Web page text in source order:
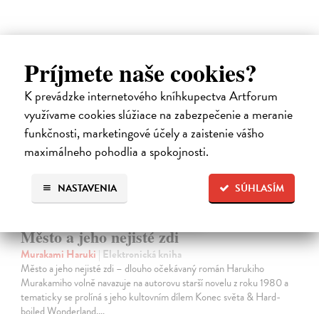
Príjmete naše cookies?
K prevádzke internetového kníhkupectva Artforum
využívame cookies slúžiace na zabezpečenie a meranie
funkčnosti, marketingové účely a zaistenie vášho
maximálneho pohodlia a spokojnosti.
SÚHLASÍM
NASTAVENIA
E-KNIHA
Město a jeho nejisté zdi
Murakami Haruki | Elektronická kniha
Město a jeho nejisté zdi – dlouho očekávaný román Harukiho
Murakamiho volně navazuje na autorovu starší novelu z roku 1980 a
tematicky se prolíná s jeho kultovním dílem Konec světa & Hard-